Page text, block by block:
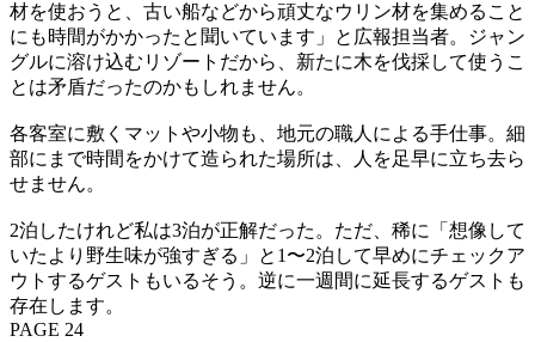
材を使おうと、古い船などから頑丈なウリン材を集めること
にも時間がかかったと聞いています」と広報担当者。ジャン
グルに溶け込むリゾートだから、新たに木を伐採して使うこ
とは矛盾だったのかもしれません。
各客室に敷くマットや小物も、地元の職人による手仕事。細
部にまで時間をかけて造られた場所は、人を足早に立ち去ら
せません。
2泊したけれど私は3泊が正解だった。ただ、稀に「想像して
いたより野生味が強すぎる」と1〜2泊して早めにチェックア
ウトするゲストもいるそう。逆に一週間に延長するゲストも
存在します。
PAGE 24